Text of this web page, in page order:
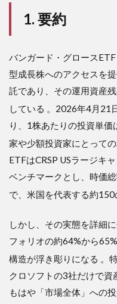
2
価：
効率
極致
か、
いは
思考
の集
積か
2.1
の根
拠：
低コ
スト
とい
う絶
対的
正義
1. 要約
バンガード・グロース
型成長株へのアクセスを
託であり、その運用資産
している 。2026年4月21
り、1株あたりの投資単
家や少額投資家にとって
ETFはCRSP USラージキ
ベンチマークとし、時価
で、米国を代表する約
しかし、その実態を詳細
フォリオの約64%から
構造が浮き彫りになる 。
クロソフトの3社だけで
もはや「市場全体」への